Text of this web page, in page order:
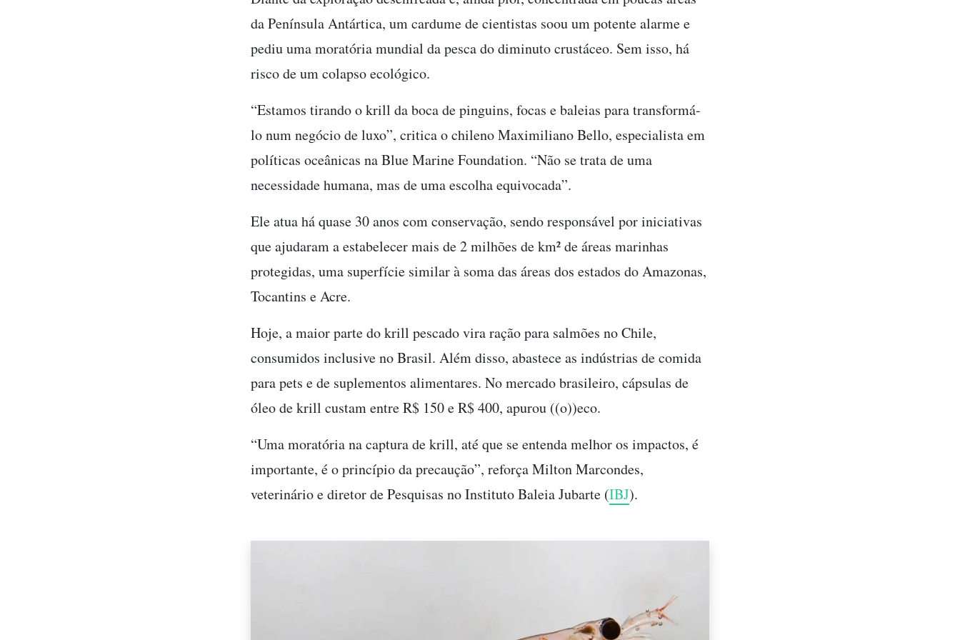
da Península Antártica, um cardume de cientistas soou um potente alarme e
pediu uma moratória mundial da pesca do diminuto crustáceo. Sem isso, há
risco de um colapso ecológico.
“Estamos tirando o krill da boca de pinguins, focas e baleias para transformá-
lo num negócio de luxo”, critica o chileno Maximiliano Bello, especialista em
políticas oceânicas na Blue Marine Foundation. “Não se trata de uma
necessidade humana, mas de uma escolha equivocada”.
Ele atua há quase 30 anos com conservação, sendo responsável por iniciativas
que ajudaram a estabelecer mais de 2 milhões de km² de áreas marinhas
protegidas, uma superfície similar à soma das áreas dos estados do Amazonas,
Tocantins e Acre.
Hoje, a maior parte do krill pescado vira ração para salmões no Chile,
consumidos inclusive no Brasil. Além disso, abastece as indústrias de comida
para pets e de suplementos alimentares. No mercado brasileiro, cápsulas de
óleo de krill custam entre R$ 150 e R$ 400, apurou ((o))eco.
“Uma moratória na captura de krill, até que se entenda melhor os impactos, é
importante, é o princípio da precaução”, reforça Milton Marcondes,
veterinário e diretor de Pesquisas no Instituto Baleia Jubarte (IBJ).